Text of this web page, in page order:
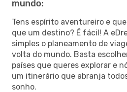
mundo:
Tens espírito aventureiro e
que um destino? É fácil! A
simples o planeamento de
volta do mundo. Basta
países que queres explorar e
um itinerário que abranja
sonho.